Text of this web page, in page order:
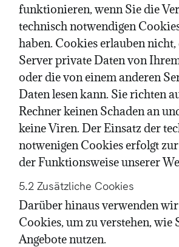
funktionieren, wenn Sie die
technisch notwendigen
haben. Cookies erlauben nicht,
Server private Daten von
oder die von einem anderen
Daten lesen kann. Sie richten
Rechner keinen Schaden an
keine Viren. Der Einsatz der
notwenigen Cookies erfolgt
der Funktionsweise unserer
5.2 Zusätzliche Cookies
Darüber hinaus verwenden
Cookies, um zu verstehen, wie
Angebote nutzen.